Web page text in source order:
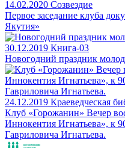
14.02.2020 Созвездие
Первое заседание клуба
Якутия»
30.12.2019 Книга-03
Новогодний праздник
24.12.2019 Краеведческая
Клуб «Горожанин» Вечер
Иннокентия Игнатьева», к
Гавриловича Игнатьева.